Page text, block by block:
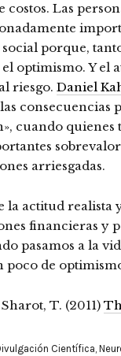
costos. Las
porque,
optimismo. Y el
riesgo. Daniel
consecuencias
cuando quienes
arriesgadas.
la actitud realista
financieras y
pasamos a la
poco de
Sharot, T. (2011)
Científica,